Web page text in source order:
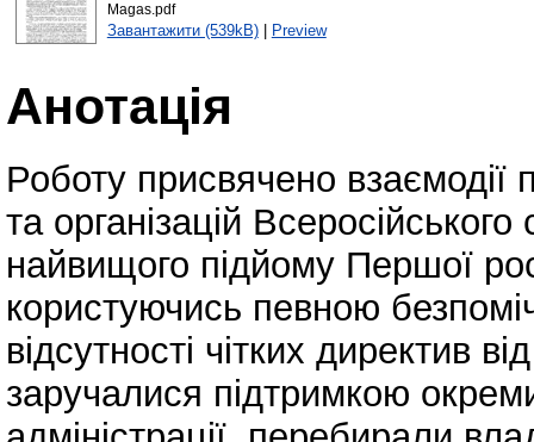
Magas.pdf
Завантажити (539kB)| Preview
Анотація
Роботу присвячено взаємодії
та організацій
найвищого підйому Першої
користуючись певною
відсутності чітких директив
заручалися підтримкою